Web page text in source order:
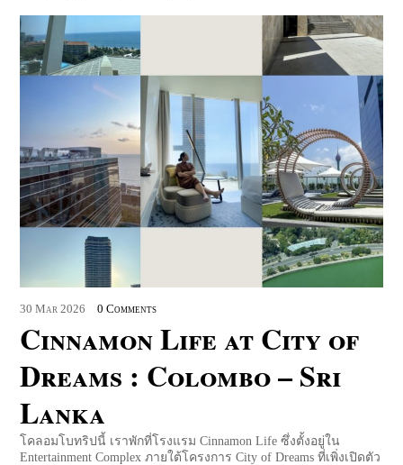
30 Mar 2026 0 Comments
Cinnamon Life at City of
Dreams : Colombo – Sri
Lanka
โคลอมโบทริปนี้ เราพักที่โรงแรม Cinnamon Life ซึ่งตั้งอยู่ใน
Entertainment Complex ภายใต้โครงการ City of Dreams ที่เพิ่งเปิดตัว